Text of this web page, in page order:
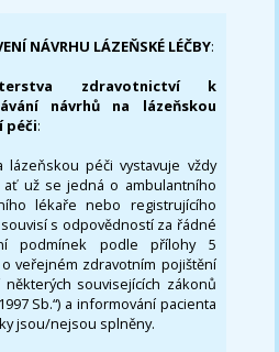
NÁVRHU LÁZEŇSKÉ LÉČBY:
zdravotnictví k
návrhů na lázeňskou
péči:
lázeňskou péči vystavuje vždy
už se jedná o ambulantního
lékaře nebo registrujícího
s odpovědností za řádné
podmínek podle přílohy 5
o veřejném zdravotním pojištění
souvisejících zákonů
Sb.“) a informování pacienta
jsou/nejsou splněny.